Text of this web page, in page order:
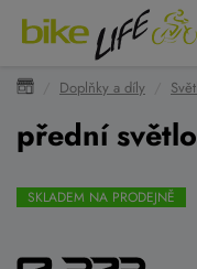
Doplňky a díly
přední
SKLADEM NA PRODEJNĚ